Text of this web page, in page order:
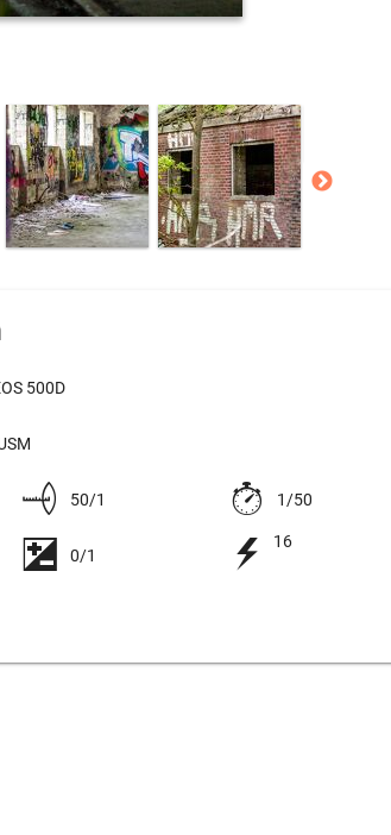
500D
50/1 1/50
0/1
16